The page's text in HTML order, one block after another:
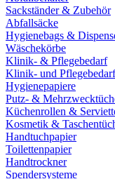
Sackständer & Zubehör
Abfallsäcke
Hygienebags &
Wäschekörbe
Klinik- & Pflegebedarf
Klinik- und Pflegebedarf
Hygienepapiere
Putz- &
Küchenrollen &
Kosmetik &
Handtuchpapier
Toilettenpapier
Handtrockner
Spendersysteme